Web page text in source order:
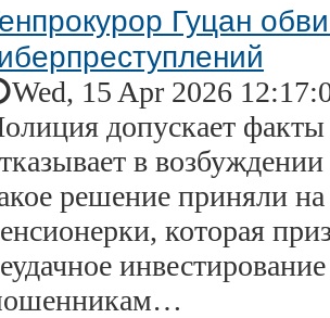
Гуцан
Wed, 15 Apr 2026
допускает
в
решение приняли
которая